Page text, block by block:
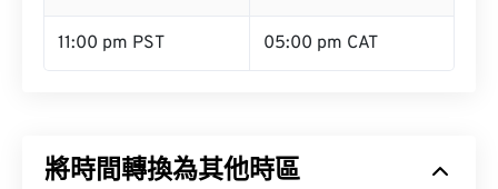
11:00 pm PST 05:00 pm CAT
將時間轉換為其他時區